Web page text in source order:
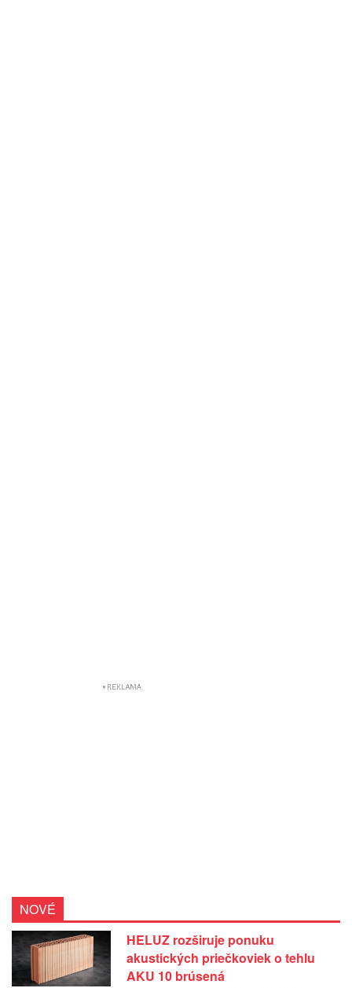
NOVÉ
HELUZ rozširuje ponuku
akustických priečkoviek o tehlu
AKU 10 brúsená